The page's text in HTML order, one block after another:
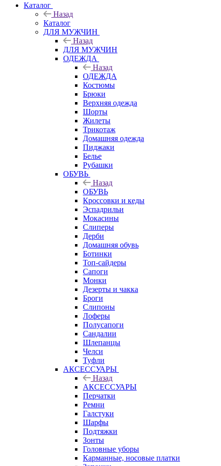
Каталог
Назад
Каталог
ДЛЯ МУЖЧИН
Назад
ДЛЯ МУЖЧИН
ОДЕЖДА
Назад
ОДЕЖДА
Костюмы
Брюки
Верхняя одежда
Шорты
Жилеты
Трикотаж
Домашняя одежда
Пиджаки
Белье
Рубашки
ОБУВЬ
Назад
ОБУВЬ
Кроссовки и кеды
Эспадрильи
Мокасины
Слиперы
Дерби
Домашняя обувь
Ботинки
Топ-сайдеры
Сапоги
Монки
Дезерты и чакка
Броги
Слипоны
Лоферы
Полусапоги
Сандалии
Шлепанцы
Челси
Туфли
АКСЕССУАРЫ
Назад
АКСЕССУАРЫ
Перчатки
Ремни
Галстуки
Шарфы
Подтяжки
Зонты
Головные уборы
Карманные, носовые платки